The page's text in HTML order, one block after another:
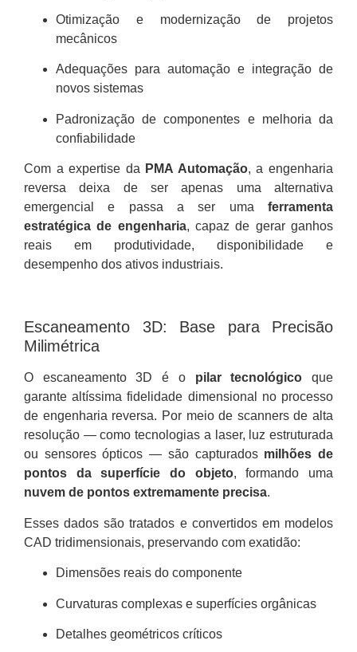
Otimização e modernização de projetos
mecânicos
Adequações para automação e integração de
novos sistemas
Padronização de componentes e melhoria da
confiabilidade
Com a expertise da PMA Automação, a engenharia
reversa deixa de ser apenas uma alternativa
emergencial e passa a ser uma ferramenta
estratégica de engenharia, capaz de gerar ganhos
reais em produtividade, disponibilidade e
desempenho dos ativos industriais.
Escaneamento 3D: Base para Precisão
Milimétrica
O escaneamento 3D é o pilar tecnológico que
garante altíssima fidelidade dimensional no processo
de engenharia reversa. Por meio de scanners de alta
resolução — como tecnologias a laser, luz estruturada
ou sensores ópticos — são capturados milhões de
pontos da superfície do objeto, formando uma
nuvem de pontos extremamente precisa.
Esses dados são tratados e convertidos em modelos
CAD tridimensionais, preservando com exatidão:
Dimensões reais do componente
Curvaturas complexas e superfícies orgânicas
Detalhes geométricos críticos